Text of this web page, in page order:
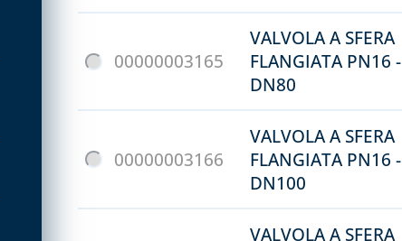
00000003165
VALVOLA A SFERA
FLANGIATA PN16 -
DN80
00000003166
VALVOLA A SFERA
FLANGIATA PN16 -
DN100
VALVOLA A SFERA